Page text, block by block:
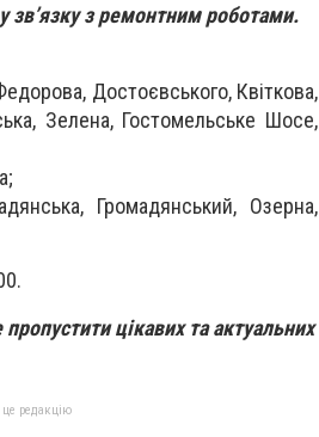
зв’язку з ремонтним роботами.
Достоєвського, Квіткова,
Зелена, Гостомельське Шосе,
Громадянський, Озерна,
цікавих та актуальних
редакцію